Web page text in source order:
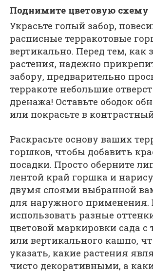
Поднимите цветовую схему
Украсьте голый забор,
расписные терракотовые
вертикально. Перед тем, как
растения, надежно
забору, предварительно
терракоте небольшие
дренажа! Оставьте ободок
или покрасьте в
Раскрасьте основу ваших
горшков, чтобы добавить
посадки. Просто оберните
лентой край горшка и
двумя слоями выбранной
для наружного применения.
использовать разные
цветовой маркировки сада с
или вертикального кашпо,
указать, какие растения
чисто декоративными, а